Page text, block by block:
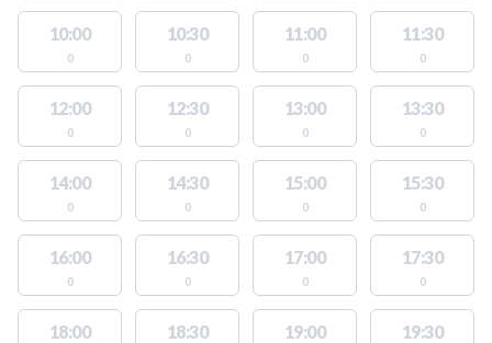
10:00
0
10:30
0
11:00
0
11:30
0
12:00
0
12:30
0
13:00
0
13:30
0
14:00
0
14:30
0
15:00
0
15:30
0
16:00
0
16:30
0
17:00
0
17:30
0
18:00 18:30 19:00 19:30